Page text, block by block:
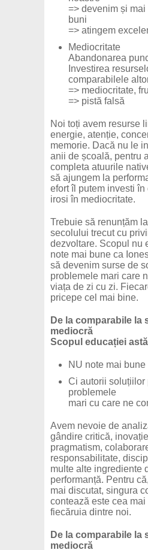
=> devenim și
buni
=> atingem
Mediocritate
Abandonarea
Investirea
comparabilele
=> mediocritate,
=> pistă falsă
Noi toți avem resurse
energie, atenție,
memorie. Dacă nu le
anii de școală, pentru
completa atuurile
să ajungem la
efort îl putem investi în
irosi în mediocritate.
Trebuie să renunțăm
secolului trecut cu
dezvoltare. Scopul nu
note mai bune ca
să devenim surse de
problemele mari care
viața de zi cu zi.
pricepe cel mai bine.
De la comparabile la
mediocră
Scopul educației
NU note mai
Ci autorii soluțiilor
problemele
mari cu care ne
Avem nevoie de
gândire critică,
pragmatism,
responsabilitate,
multe alte ingrediente
performanță. Pentru
mai discutat, singura
contează este cea
fiecăruia dintre noi.
De la comparabile la
mediocră